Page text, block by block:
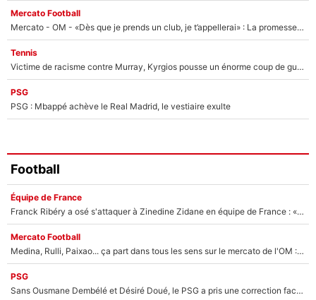
Mercato Football
Mercato - OM - «Dès que je prends un club, je t’appellerai» : La promesse de Marcelino au moment de claquer la porte
Tennis
Victime de racisme contre Murray, Kyrgios pousse un énorme coup de gueule !
PSG
PSG : Mbappé achève le Real Madrid, le vestiaire exulte
Football
Équipe de France
Franck Ribéry a osé s'attaquer à Zinedine Zidane en équipe de France : «Je n'aurais jamais fait ça»
Mercato Football
Medina, Rulli, Paixao... ça part dans tous les sens sur le mercato de l'OM : Frank McCourt va enfin récupérer l'argent qu'il attend ?
PSG
Sans Ousmane Dembélé et Désiré Doué, le PSG a pris une correction face à Majorque : Luis Enrique attend avec impatience des renforts !